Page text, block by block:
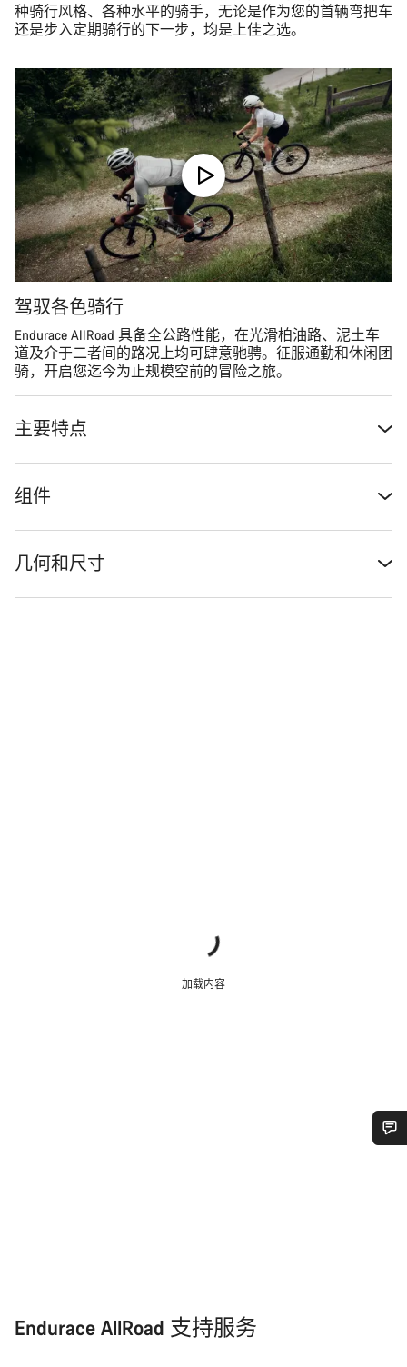
种骑行风格、各种水平的骑手，无论是作为您的首辆弯把车
还是步入定期骑行的下一步，均是上佳之选。
驾驭各色骑行
Endurace AllRoad 具备全公路性能，在光滑柏油路、泥土车
道及介于二者间的路况上均可肆意驰骋。征服通勤和休闲团
骑，开启您迄今为止规模空前的冒险之旅。
主要特点
组件
几何和尺寸
加载内容
Endurace AllRoad 支持服务